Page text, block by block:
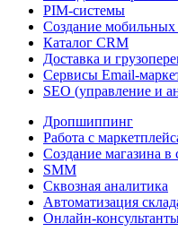
PIM-системы
Создание
Каталог CRM
Доставка и
Сервисы Email-
SEO (управление и
Дропшиппинг
Работа с
Создание магазина в
SMM
Сквозная аналитика
Автоматизация
Онлайн-